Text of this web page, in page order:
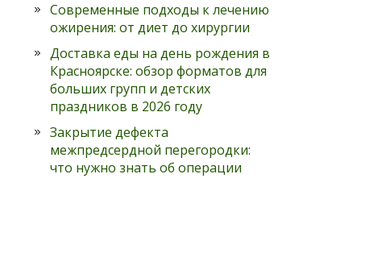
Современные подходы к лечению
ожирения: от диет до хирургии
Доставка еды на день рождения в
Красноярске: обзор форматов для
больших групп и детских
праздников в 2026 году
Закрытие дефекта
межпредсердной перегородки:
что нужно знать об операции